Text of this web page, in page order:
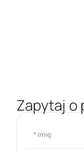
Zapytaj o